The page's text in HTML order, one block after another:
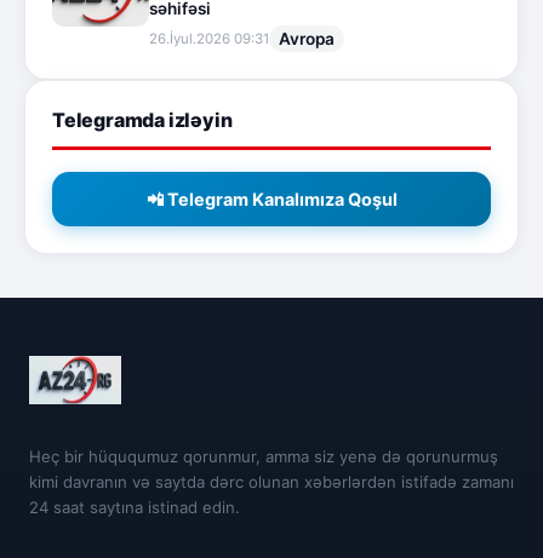
səhifəsi
26.İyul.2026 09:31 Avropa
Telegramda izləyin
📲 Telegram Kanalımıza Qoşul
Heç bir hüququmuz qorunmur, amma siz yenə də qorunurmuş
kimi davranın və saytda dərc olunan xəbərlərdən istifadə zamanı
24 saat saytına istinad edin.